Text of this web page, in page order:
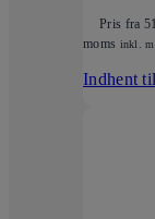
Pris fra
moms inkl.
Indhent